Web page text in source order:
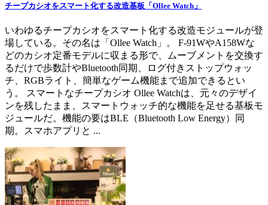
チープカシオをスマート化する改造基板「Ollee Watch」
いわゆるチープカシオをスマート化する改造モジュールが登
場している。その名は「Ollee Watch」。 F-91WやA158Wな
どのカシオ定番モデルに収まる形で、ムーブメントを交換す
るだけで歩数計やBluetooth同期、ログ付きストップウォッ
チ、RGBライト、簡単なゲーム機能まで追加できるとい
う。 スマートなチープカシオ Ollee Watchは、元々のデザイ
ンを残したまま、スマートウォッチ的な機能を足せる基板モ
ジュールだ。機能の要はBLE（Bluetooth Low Energy）同
期。スマホアプリと ...